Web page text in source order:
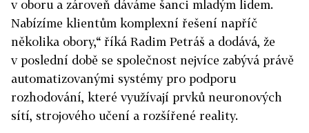
v oboru a zároveň dáváme šanci mladým lidem.
Nabízíme klientům komplexní řešení napříč
několika obory,“ říká Radim Petráš a dodává, že
v poslední době se společnost nejvíce zabývá právě
automatizovanými systémy pro podporu
rozhodování, které využívají prvků neuronových
sítí, strojového učení a rozšířené reality.